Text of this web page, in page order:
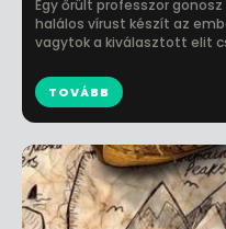
Egy őrült professzor
halálos vírust készít az
vagytok a kiválasztott elit
TOVÁBB